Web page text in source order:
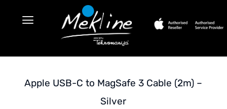
Apple USB-C to MagSafe 3 Cable (2m) –
Silver